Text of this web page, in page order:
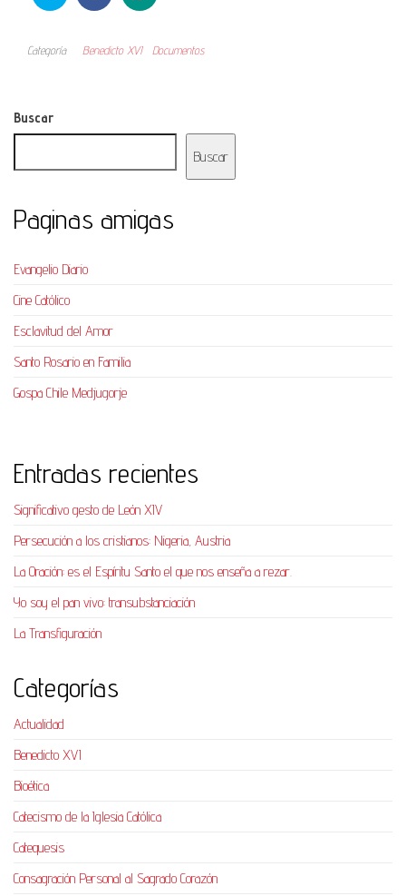
Categoría Benedicto XVI Documentos
Buscar
Buscar
Paginas amigas
Evangelio Diario
Cine Católico
Esclavitud del Amor
Santo Rosario en Familia
Gospa Chile Medjugorje
Entradas recientes
Significativo gesto de León XIV
Persecución a los cristianos: Nigeria, Austria
La Oración: es el Espíritu Santo el que nos enseña a rezar.
Yo soy el pan vivo: transubstanciación
La Transfiguración
Categorías
Actualidad
Benedicto XVI
Bioética
Catecismo de la Iglesia Católica
Catequesis
Consagración Personal al Sagrado Corazón